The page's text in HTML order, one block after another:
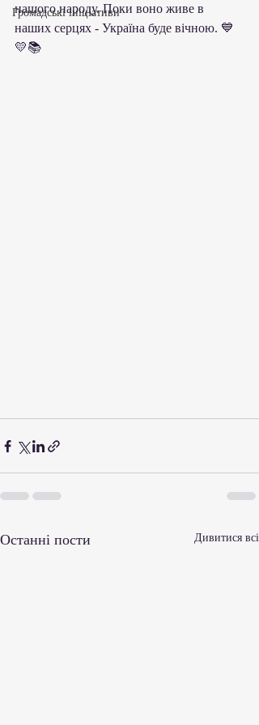
Громадські ініціативи
нашого народу. Поки воно живе в
наших серцях - Україна буде вічною. 💙
💛📚
Останні пости Дивитися всі